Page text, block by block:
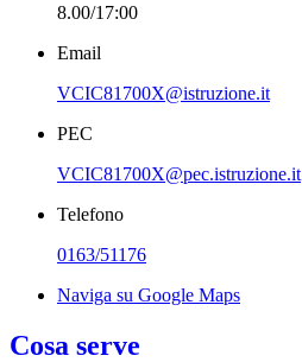
8.00/17:00
Email
VCIC81700X@istruzione.it
PEC
VCIC81700X@pec.istruzione.it
Telefono
0163/51176
Naviga su Google Maps
Cosa serve